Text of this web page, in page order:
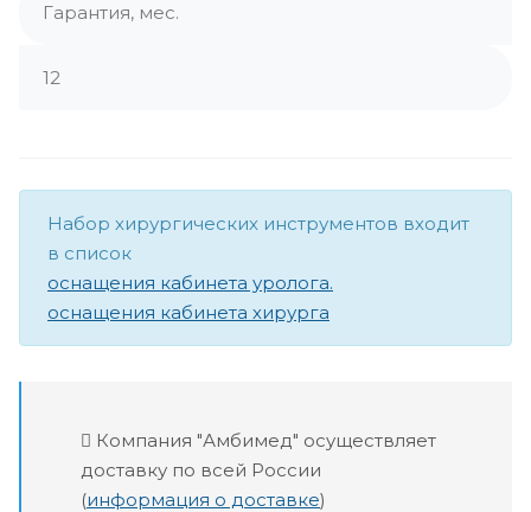
Гарантия, мес.
12
Набор хирургических инструментов входит
в список
оснащения кабинета уролога.
оснащения кабинета хирурга
Компания "Амбимед" осуществляет
доставку по всей России
(информация о доставке)